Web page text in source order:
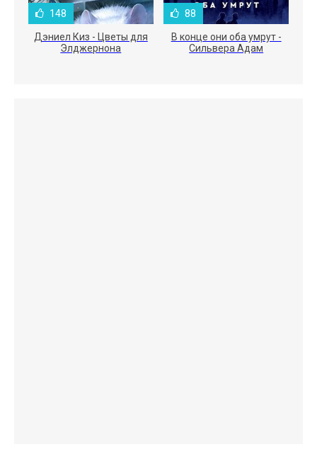
148
Дэниел Киз - Цветы для
Элджернона
88
В конце они оба умрут -
Сильвера Адам